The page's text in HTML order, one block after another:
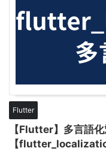
Flutter
【Flutter】多言語
【